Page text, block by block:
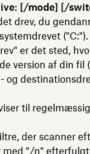
[/mode] [/
drev, du
("C:").
er det sted,
version af din fil
og
til
der scanner
med "/n"